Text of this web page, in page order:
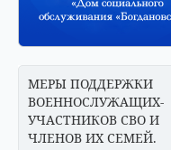
МЕРЫ ПОДДЕРЖКИ
ВОЕННОСЛУЖАЩИХ-
УЧАСТНИКОВ СВО И
ЧЛЕНОВ ИХ СЕМЕЙ.